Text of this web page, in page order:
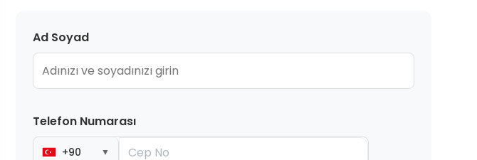
Ad Soyad
Telefon Numarası
+90 ▼